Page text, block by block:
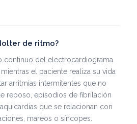
de ritmo?
continuo del electrocardiograma
el paciente realiza su vida
arritmias intermitentes que no
reposo, episodios de fibrilación
que se relacionan con
mareos o síncopes.